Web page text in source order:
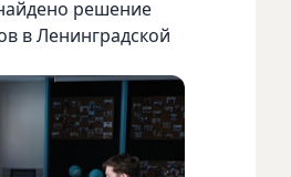
решение
в Ленинградской